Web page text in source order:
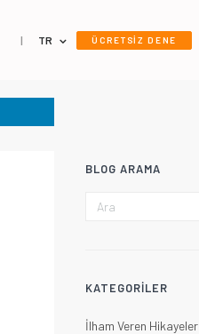
| TR ÜCRETSİZ DENE
BLOG ARAMA
KATEGORILER
İlham Veren Hikayeler